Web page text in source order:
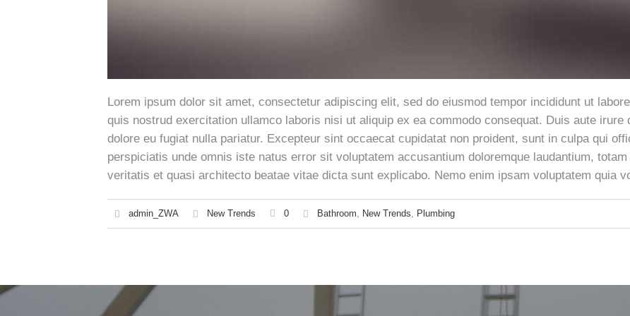
Lorem ipsum dolor sit amet, consectetur adipiscing elit, sed do eiusmod tempor incididunt ut
quis nostrud exercitation ullamco laboris nisi ut aliquip ex ea commodo consequat. Duis aute
dolore eu fugiat nulla pariatur. Excepteur sint occaecat cupidatat non proident, sunt in culpa qui
perspiciatis unde omnis iste natus error sit voluptatem accusantium doloremque laudantium,
veritatis et quasi architecto beatae vitae dicta sunt explicabo. Nemo enim ipsam voluptatem quia
admin_ZWA New Trends 0 Bathroom, New Trends, Plumbing